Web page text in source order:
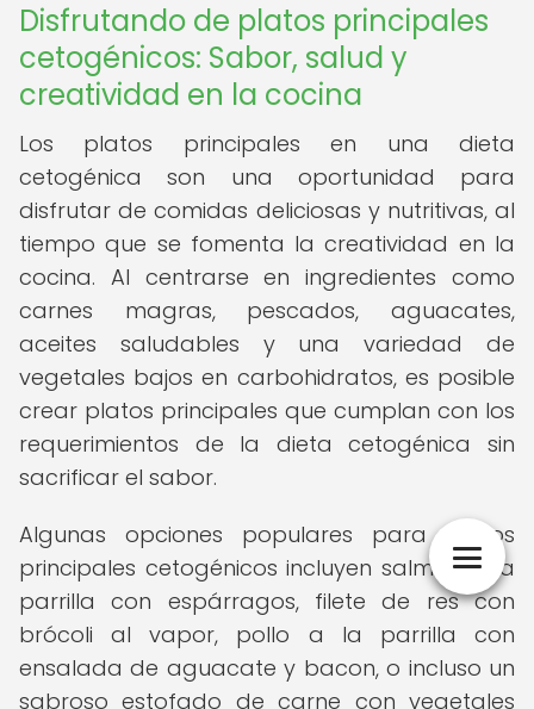
Disfrutando de platos principales
cetogénicos: Sabor, salud y
creatividad en la cocina
Los platos principales en una dieta
cetogénica son una oportunidad para
disfrutar de comidas deliciosas y nutritivas, al
tiempo que se fomenta la creatividad en la
cocina. Al centrarse en ingredientes como
carnes magras, pescados, aguacates,
aceites saludables y una variedad de
vegetales bajos en carbohidratos, es posible
crear platos principales que cumplan con los
requerimientos de la dieta cetogénica sin
sacrificar el sabor.
Algunas opciones populares para platos
principales cetogénicos incluyen salmón a la
parrilla con espárragos, filete de res con
brócoli al vapor, pollo a la parrilla con
ensalada de aguacate y bacon, o incluso un
sabroso estofado de carne con vegetales